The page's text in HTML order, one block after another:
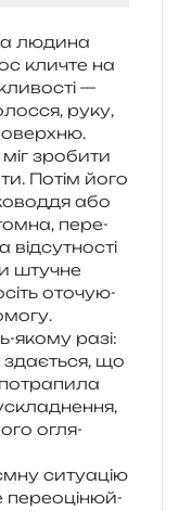
а люди­на
кли­чте на
—
руку,
зро­би­ти
Потім його
або
пере­
від­су­тно­сті
шту­чне
ото­чу­ю­
якому разі:
зда­є­ться, що
огля­
ситу­а­цію
пере­оці­нюй­